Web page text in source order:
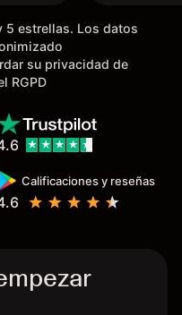
más
5 estrellas. Los datos
su privacidad de
RGPD
Calificaciones y reseñas